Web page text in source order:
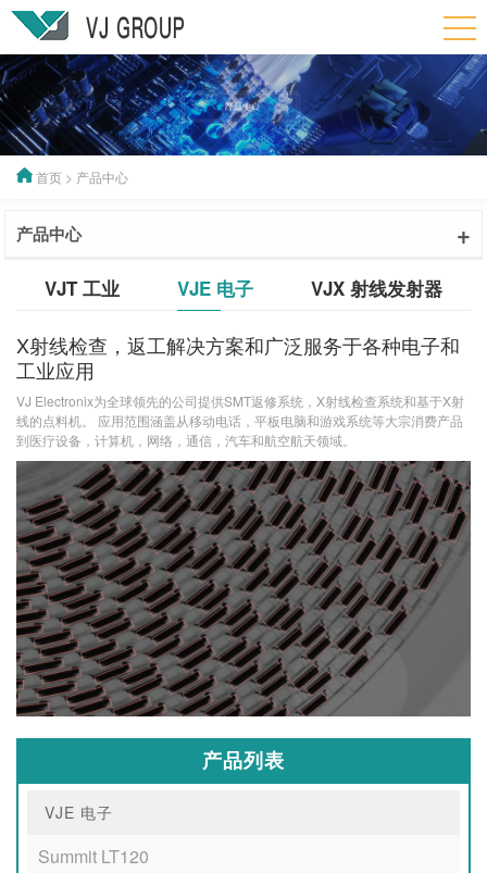
首页 > 产品中心
产品中心 +
VJT 工业 VJE 电子 VJX 射线发射器
X射线检查，返工解决方案和广泛服务于各种电子和
工业应用
VJ Electronix为全球领先的公司提供SMT返修系统，X射线检查系统和基于X射
线的点料机。 应用范围涵盖从移动电话，平板电脑和游戏系统等大宗消费产品
到医疗设备，计算机，网络，通信，汽车和航空航天领域。
产品列表
VJE 电子
Summit LT120